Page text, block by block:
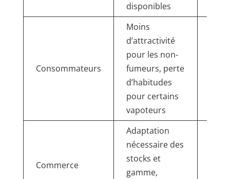
disponibles
Consommateurs
Moins
d’attractivité
pour les non-
fumeurs, perte
d’habitudes
pour certains
vapoteurs
Commerce
Adaptation
nécessaire des
stocks et
gamme,